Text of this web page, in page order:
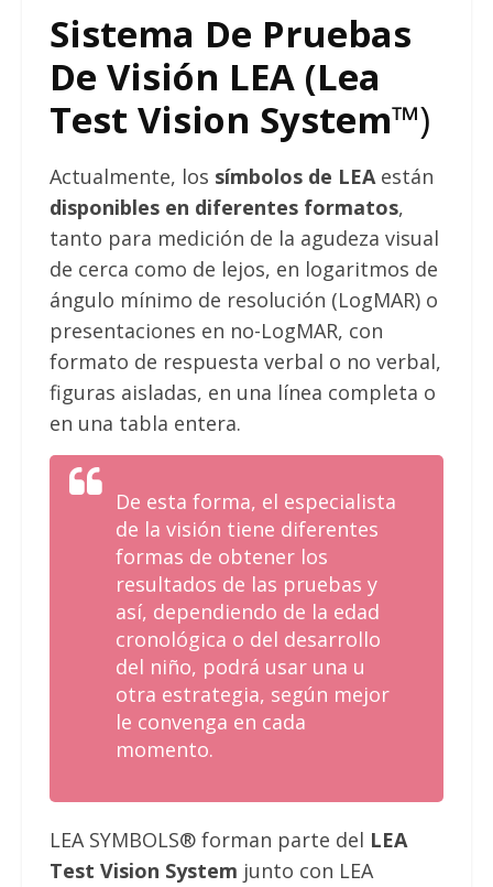
Sistema De Pruebas
De Visión LEA (Lea
Test Vision System™)
Actualmente, los símbolos de LEAestán
disponibles en diferentes formatos,
tanto para medición de la agudeza visual
de cerca como de lejos, en logaritmos de
ángulo mínimo de resolución (LogMAR) o
presentaciones en no-LogMAR, con
formato de respuesta verbal o no verbal,
figuras aisladas, en una línea completa o
en una tabla entera.
De esta forma, el especialista
de la visión tiene diferentes
formas de obtener los
resultados de las pruebas y
así, dependiendo de la edad
cronológica o del desarrollo
del niño, podrá usar una u
otra estrategia, según mejor
le convenga en cada
momento.
LEA SYMBOLS®forman parte del LEA
Test Vision System junto con LEA